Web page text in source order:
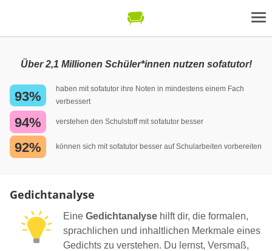
Über 2,1 Millionen Schüler*innen nutzen sofatutor!
93%
haben mit sofatutor ihre Noten in mindestens einem Fach
verbessert
94% verstehen den Schulstoff mit sofatutor besser
92% können sich mit sofatutor besser auf Schularbeiten vorbereiten
Gedichtanalyse
Eine Gedichtanalyse hilft dir, die formalen,
sprachlichen und inhaltlichen Merkmale eines
Gedichts zu verstehen. Du lernst, Versmaß,